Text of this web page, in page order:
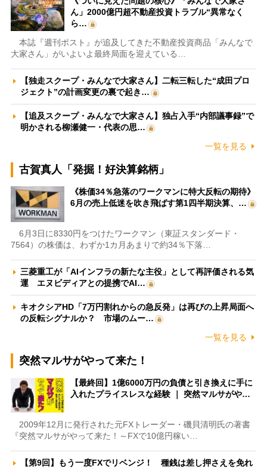
ん」2000億円超不動産投資トラブル“異常なく
ら…
本誌『週刊ポスト』が追及してきた不動産投資商品「みんなで
大家さん」がいよいよ最終局面を迎えている…
【独走スクープ・みんなで大家さん】二転三転した“成田プロ
ジェクト”の計画変更の裏で起き…
【追及スクープ・みんなで大家さん】独占入手“内部議事録”で
明かされる柳瀬健一・代表の思…
一覧を見る
古賀真人「発掘！好決算銘柄」
《株価34％急落のワークマンに特大反転の期待》
6月の売上低迷を吹き飛ばす第1四半期決算、…
6月3日に8330円をつけたワークマン（東証スタンダード・
7564）の株価は、わずか1カ月あまりで約34％下落…
三菱重工が「AIインフラの新たな主役」として再評価される気
運 エヌビディアとの提携でAI…
キオクシアHD「7万円割れからの急反発」は再びの上昇局面へ
の反転シグナルか？ 市場のムー…
一覧を見る
突然マルサがやって来た！
【最終回】1億6000万円の負債と引き換えに手に
入れたプライスレスな経験 ｜ 突然マルサがや…
2009年12月に発行された元FXトレーダー・磯貝清明氏の著書
『突然マルサがやって来た！～FXで10億円稼い…
【第9回】もう一度FXでリベンジ！ 種銭は差し押さえを免れ